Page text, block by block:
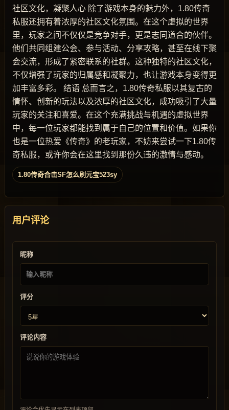
社区文化，凝聚人心 除了游戏本身的魅力外，1.80传奇
私服还拥有着浓厚的社区文化氛围。在这个虚拟的世界
里，玩家之间不仅仅是竞争对手，更是志同道合的伙伴。
他们共同组建公会、参与活动、分享攻略，甚至在线下聚
会交流，形成了紧密联系的社群。这种独特的社区文化，
不仅增强了玩家的归属感和凝聚力，也让游戏本身变得更
加丰富多彩。 结语 总而言之，1.80传奇私服以其复古的
情怀、创新的玩法以及浓厚的社区文化，成功吸引了大量
玩家的关注和喜爱。在这个充满挑战与机遇的虚拟世界
中，每一位玩家都能找到属于自己的位置和价值。如果你
也是一位热爱《传奇》的老玩家，不妨来尝试一下1.80传
奇私服，或许你会在这里找到那份久违的激情与感动。
1.80传奇合击SF怎么刷元宝523sy
用户评论
昵称
评分
评论内容